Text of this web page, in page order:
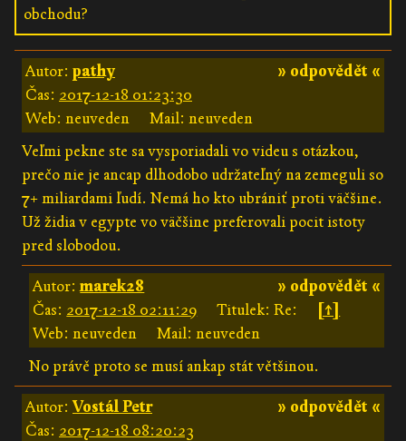
obchodu?
» odpovědět «
Autor: pathy
Čas: 2017-12-18 01:23:30
Web: neuveden
Mail: neuveden
Veľmi pekne ste sa vysporiadali vo videu s otázkou,
prečo nie je ancap dlhodobo udržateľný na zemeguli so
7+ miliardami ľudí. Nemá ho kto ubrániť proti väčšine.
Už židia v egypte vo väčšine preferovali pocit istoty
pred slobodou.
» odpovědět «
Autor:marek28
Čas: 2017-12-18 02:11:29 Titulek: Re:
[↑]
Web: neuveden
Mail: neuveden
No právě proto se musí ankap stát většinou.
» odpovědět «
Autor:Vostál Petr
Čas: 2017-12-18 08:20:23